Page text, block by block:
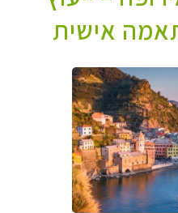
אישית